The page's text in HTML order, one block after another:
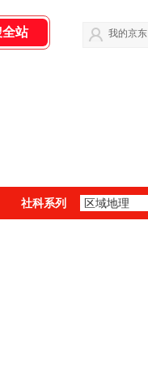
我的京东
社科系列